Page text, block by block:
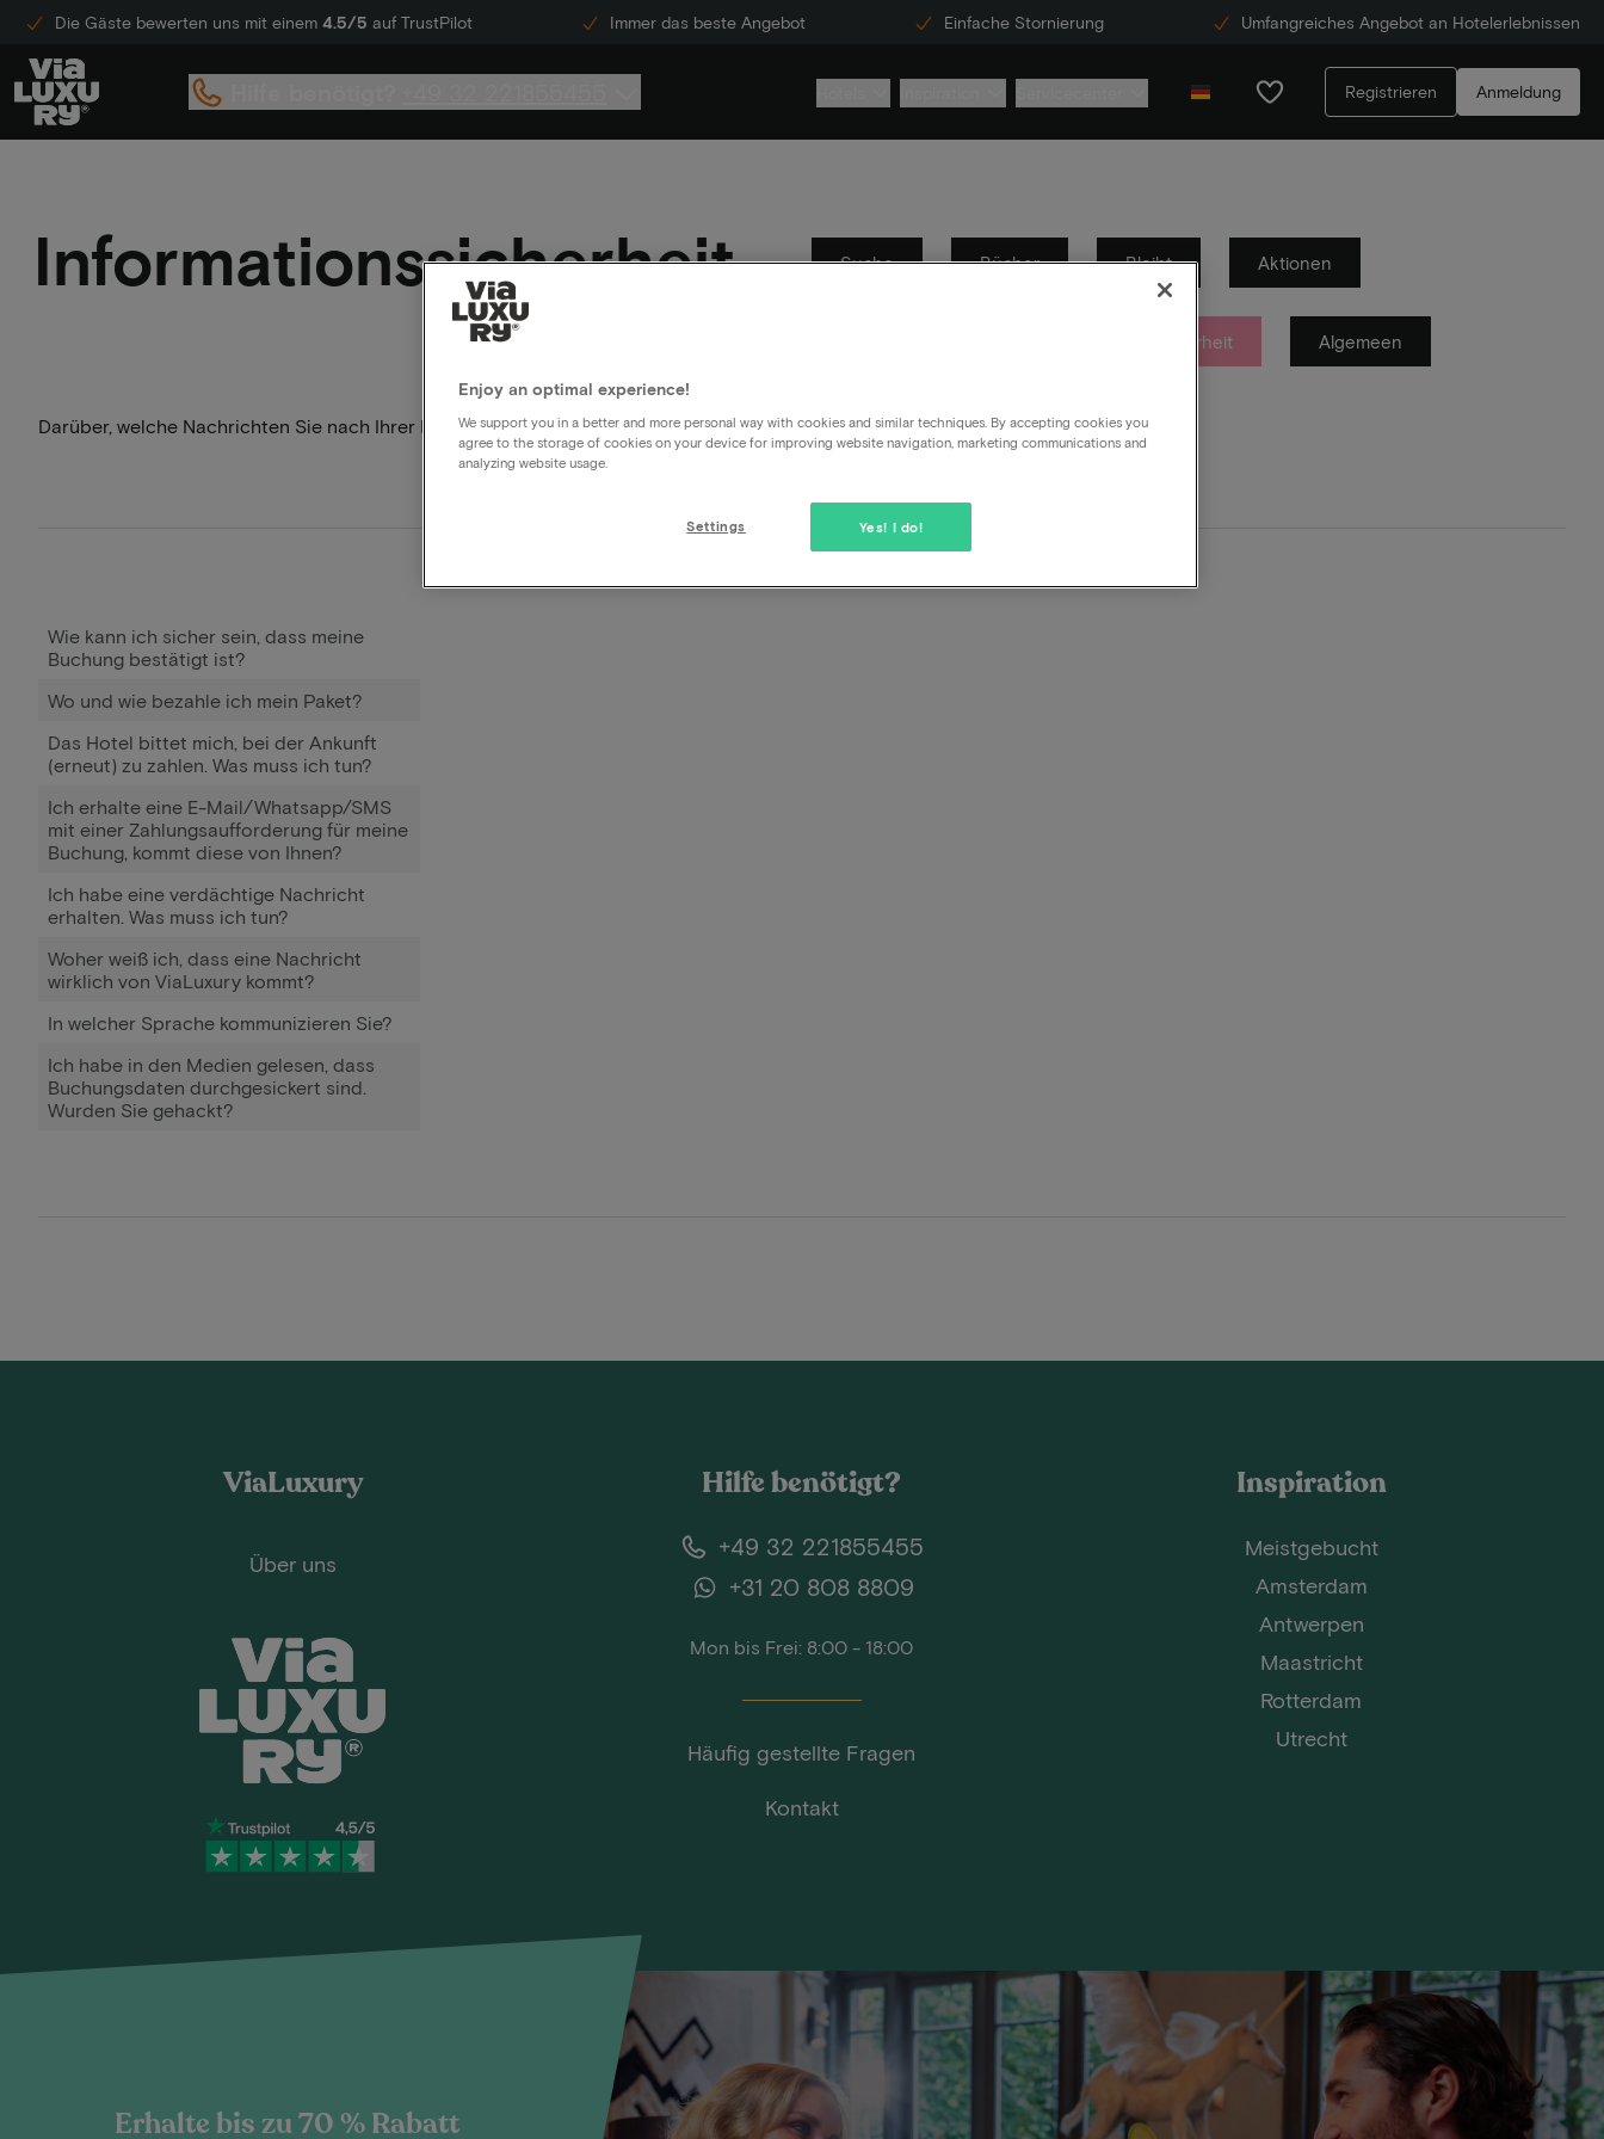
Die Gäste bewerten uns mit einem 4.5/5 auf TrustPilot Immer das beste Angebot Einfache Stornierung Umfangreiches Angebot an Hotelerlebnissen
Registrieren Anmeldung
Informationssicherheit Suche Bücher Bleibt Aktionen
Informationssicherheit Algemeen
Darüber, welche Nachrichten Sie nach Ihrer Buchung von uns erhalten und welche definitiv nicht.
Wie kann ich sicher sein, dass meine
Buchung bestätigt ist?
Wo und wie bezahle ich mein Paket?
Das Hotel bittet mich, bei der Ankunft
(erneut) zu zahlen. Was muss ich tun?
Ich erhalte eine E-Mail/Whatsapp/SMS
mit einer Zahlungsaufforderung für meine
Buchung, kommt diese von Ihnen?
Ich habe eine verdächtige Nachricht
erhalten. Was muss ich tun?
Woher weiß ich, dass eine Nachricht
wirklich von ViaLuxury kommt?
In welcher Sprache kommunizieren Sie?
Ich habe in den Medien gelesen, dass
Buchungsdaten durchgesickert sind.
Wurden Sie gehackt?
ViaLuxury
Über uns
Hilfe benötigt?
+49 32 221855455
+31 20 808 8809
Mon bis Frei: 8:00 - 18:00
Häufig gestellte Fragen
Kontakt
Inspiration
Meistgebucht
Amsterdam
Antwerpen
Maastricht
Rotterdam
Utrecht
Erhalte bis zu 70 % Rabatt
Enjoy an optimal experience!
We support you in a better and more personal way with cookies and similar techniques. By accepting cookies you
agree to the storage of cookies on your device for improving website navigation, marketing communications and
analyzing website usage.
Yes! I do!
Settings